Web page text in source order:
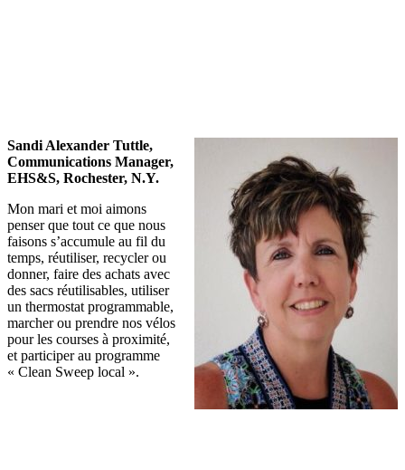
Sandi Alexander Tuttle,
Communications Manager,
EHS&S, Rochester, N.Y.
Mon mari et moi aimons
penser que tout ce que nous
faisons s’accumule au fil du
temps, réutiliser, recycler ou
donner, faire des achats avec
des sacs réutilisables, utiliser
un thermostat programmable,
marcher ou prendre nos vélos
pour les courses à proximité,
et participer au programme
« Clean Sweep local ».